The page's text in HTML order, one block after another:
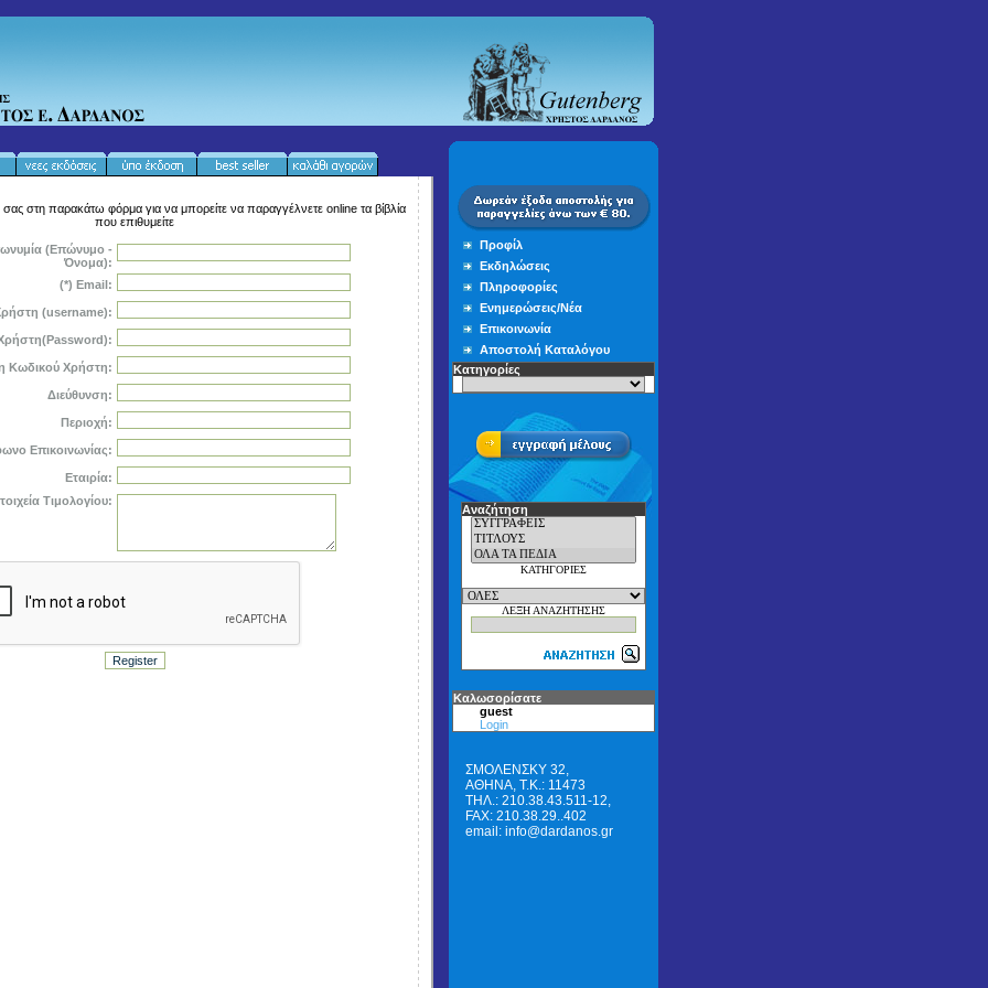
σας στη παρακάτω φόρμα για να μπορείτε να παραγγέλνετε online τα βίβλία
που επιθυμείτε
(Επώνυμο -
Όνομα):
(*) Email:
(username):
Κωδικού Χρήστη:
Διεύθυνση:
Περιοχή:
Επικοινωνίας:
Εταιρία:
Τιμολογίου:
Προφίλ
Εκδηλώσεις
Πληροφορίες
Ενημερώσεις/Νέα
Επικοινωνία
Αποστολή Καταλόγου
Κατηγορίες
Αναζήτηση
ΚΑΤΗΓΟΡΙΕΣ
ΛΕΞΗ ΑΝΑΖΗΤΗΣΗΣ
Καλωσορίσατε
guest
Login
ΣΜΟΛΕΝΣΚΥ 32,
ΑΘΗΝΑ, Τ.Κ.: 11473
ΤΗΛ.: 210.38.43.511-12,
FAX: 210.38.29..402
email: info@dardanos.gr